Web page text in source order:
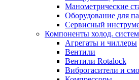
Манометрические
Оборудование для
Сервисный
Компоненты холод.
Агрегаты и чиллеры
Вентили
Вентили Rotalock
Виброгасители и